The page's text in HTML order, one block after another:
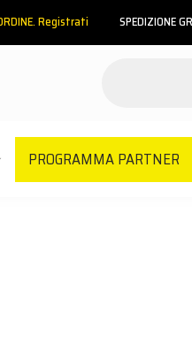
Registrati SPEDIZIONE
PROGRAMMA PARTNER